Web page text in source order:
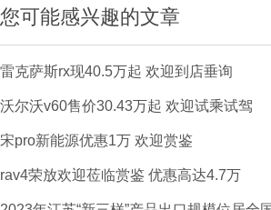
您可能感兴趣的文章
雷克萨斯rx现40.5万起 欢迎到店垂询
沃尔沃v60售价30.43万起 欢迎试乘试驾
宋pro新能源优惠1万 欢迎赏鉴
rav4荣放欢迎莅临赏鉴 优惠高达4.7万